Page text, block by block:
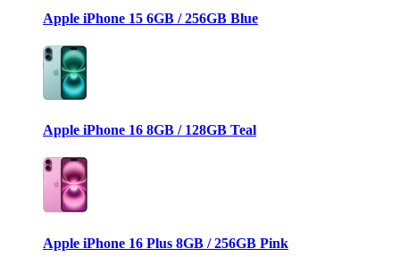
Apple iPhone 15 6GB / 256GB Blue
Apple iPhone 16 8GB / 128GB Teal
Apple iPhone 16 Plus 8GB / 256GB Pink